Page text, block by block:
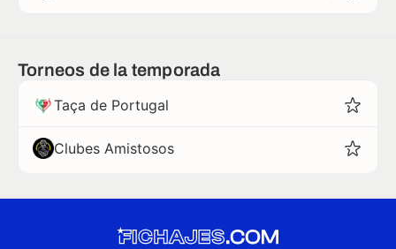
Torneos de la temporada
Taça de Portugal
Clubes Amistosos